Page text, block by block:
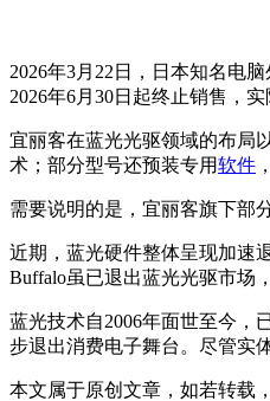
2026年3月22日，日本知名电
2026年6月30日起终止销售，
宜丽客在蓝光光驱领域的布局
术；部分型号还预装专用软件
需要说明的是，宜丽客旗下部
近期，蓝光硬件整体呈现加速
Buffalo虽已退出蓝光光驱市场
蓝光技术自2006年面世至今，
步退出消费电子舞台。尽管实
本文属于原创文章，如若转载